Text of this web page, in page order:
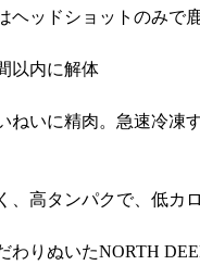
ヘッドショットのみで
以内に解体
ねいに精肉。急速冷凍
、高タンパクで、低カ
わりぬいたNORTH